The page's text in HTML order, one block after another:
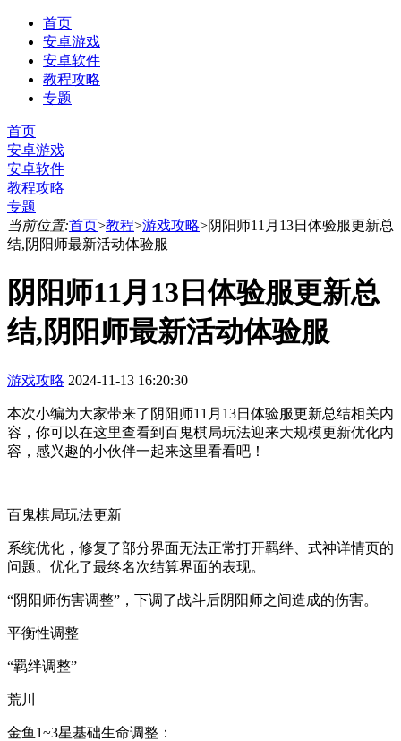
首页
安卓游戏
安卓软件
教程攻略
专题
首页
安卓游戏
安卓软件
教程攻略
专题
当前位置:首页>教程>游戏攻略>阴阳师11月13日体验服更新总
结,阴阳师最新活动体验服
阴阳师11月13日体验服更新总
结,阴阳师最新活动体验服
游戏攻略 2024-11-13 16:20:30
本次小编为大家带来了阴阳师11月13日体验服更新总结相关内
容，你可以在这里查看到百鬼棋局玩法迎来大规模更新优化内
容，感兴趣的小伙伴一起来这里看看吧！
百鬼棋局玩法更新
系统优化，修复了部分界面无法正常打开羁绊、式神详情页的
问题。优化了最终名次结算界面的表现。
“阴阳师伤害调整”，下调了战斗后阴阳师之间造成的伤害。
平衡性调整
“羁绊调整”
荒川
金鱼1~3星基础生命调整：